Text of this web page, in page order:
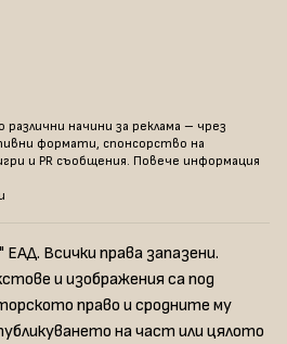
различни начини за реклама – чрез
формати, спонсорство на
и PR съобщения. Повече информация
Всички права запазени.
и изображения са под
право и сродните му
на част или цялото